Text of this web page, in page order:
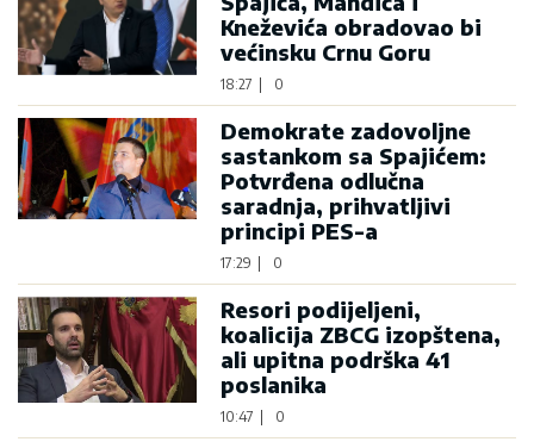
Kneževića obradovao bi
većinsku Crnu Goru
18:27 0
Demokrate zadovoljne
sastankom sa Spajićem:
Potvrđena odlučna
saradnja, prihvatljivi
principi PES-a
17:29 0
Resori podijeljeni,
koalicija ZBCG izopštena,
ali upitna podrška 41
poslanika
10:47 0